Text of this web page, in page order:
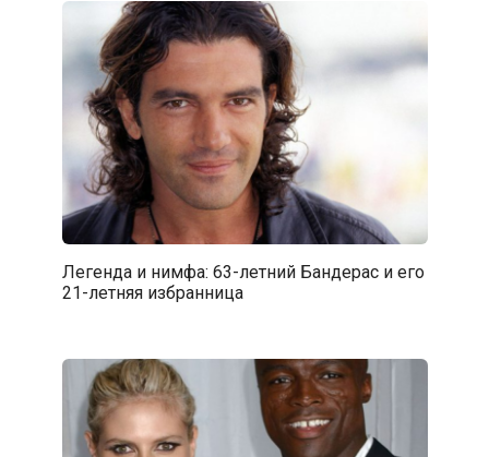
Легенда и нимфа: 63-летний Бандерас и его
21-летняя избранница